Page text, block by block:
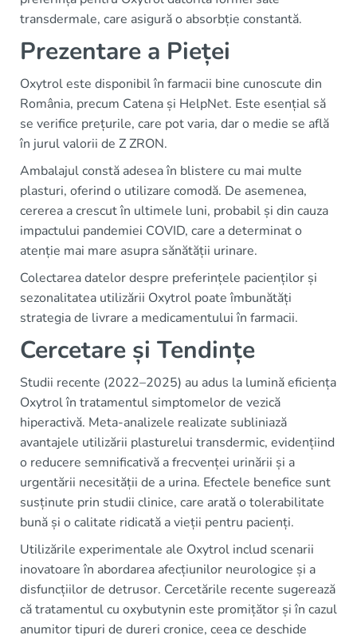
transdermale, care asigură o absorbție constantă.
Prezentare a Pieței
Oxytrol este disponibil în farmacii bine cunoscute din
România, precum Catena și HelpNet. Este esențial să
se verifice prețurile, care pot varia, dar o medie se află
în jurul valorii de Z ZRON.
Ambalajul constă adesea în blistere cu mai multe
plasturi, oferind o utilizare comodă. De asemenea,
cererea a crescut în ultimele luni, probabil și din cauza
impactului pandemiei COVID, care a determinat o
atenție mai mare asupra sănătății urinare.
Colectarea datelor despre preferințele pacienților și
sezonalitatea utilizării Oxytrol poate îmbunătăți
strategia de livrare a medicamentului în farmacii.
Cercetare și Tendințe
Studii recente (2022–2025) au adus la lumină eficiența
Oxytrol în tratamentul simptomelor de vezică
hiperactivă. Meta-analizele realizate subliniază
avantajele utilizării plasturelui transdermic, evidențiind
o reducere semnificativă a frecvenței urinării și a
urgentării necesității de a urina. Efectele benefice sunt
susținute prin studii clinice, care arată o tolerabilitate
bună și o calitate ridicată a vieții pentru pacienți.
Utilizările experimentale ale Oxytrol includ scenarii
inovatoare în abordarea afecțiunilor neurologice și a
disfuncțiilor de detrusor. Cercetările recente sugerează
că tratamentul cu oxybutynin este promițător și în cazul
anumitor tipuri de dureri cronice, ceea ce deschide